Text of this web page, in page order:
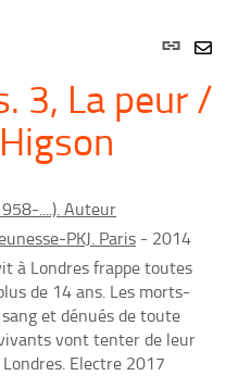
Lien
par
3, La peur /
....). Auteur
PKJ. Paris - 2014
à Londres frappe toutes
de 14 ans. Les morts-
et dénués de toute
vont tenter de leur
Electre 2017